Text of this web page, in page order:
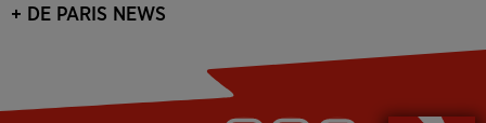
+ DE PARIS NEWS